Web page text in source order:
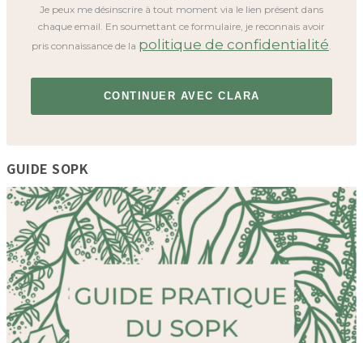
Je peux me désinscrire à tout moment via le lien présent dans
chaque email. En soumettant ce formulaire, je reconnais avoir
pris connaissance de la politique de confidentialité
GUIDE SOPK